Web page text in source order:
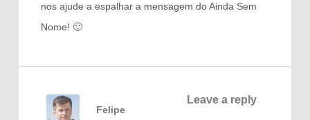
nos ajude a espalhar a mensagem do Ainda Sem
Nome! 🙂
Leave a reply
Felipe